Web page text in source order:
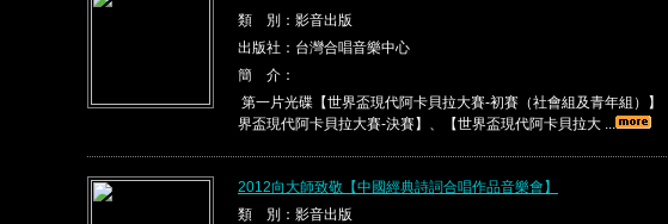
類 別：影音出版
出版社：台灣合唱音樂中心
簡 介：
第一片光碟【世界盃現代阿卡貝拉大賽-初賽（社會組及青年組）】
界盃現代阿卡貝拉大賽-決賽】、【世界盃現代阿卡貝拉大 ...
2012向大師致敬【中國經典詩詞合唱作品音樂會】
類 別：影音出版